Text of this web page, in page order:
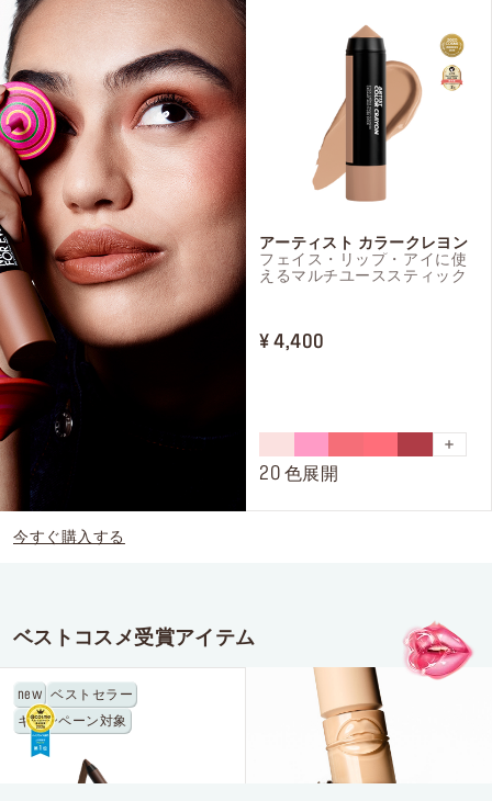
メイクアップフォーエバーの世界へようこそ！
新製品やイベントなど最新情報をお届け。
メールのご登録後、公式ウェブサイトで
初めて注文された方に
をプレゼン
ト !
ォーエバーが個人情報を元にご案内内容をパーソナライズすることを許可しま
す。また、私は16歳以上であることを認めます。*詳細はプライバシーポリシー
をご確認ください。
アーティスト カラークレヨン
フェイス・リップ・アイに使
えるマルチユーススティック
¥ 4,400
20 色展開
今すぐ購入する
ベストコスメ受賞アイテム
new
ベストセラー
キャンペーン対象